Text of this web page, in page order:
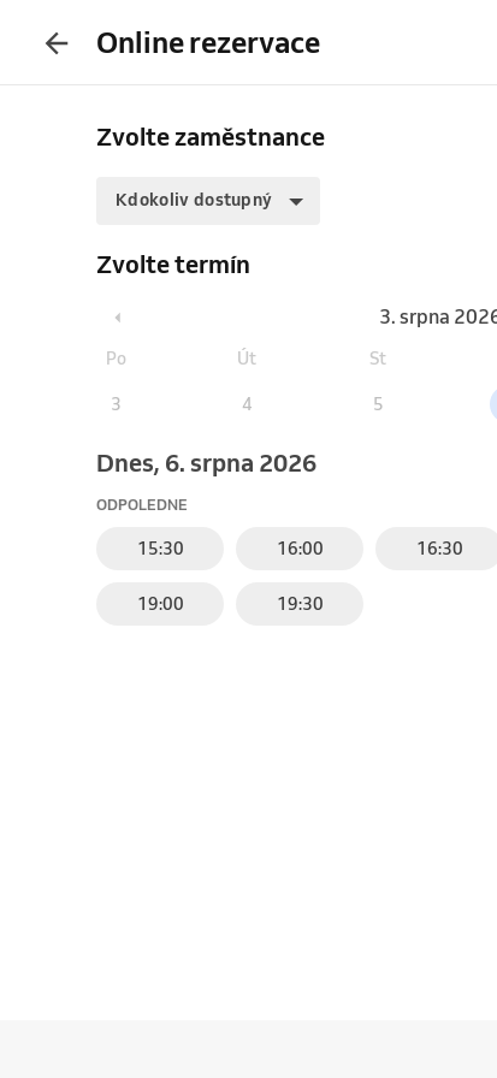
Online rezervace
Zvolte zaměstnance
Kdokoliv dostupný
Zvolte termín
3. srpna
Po Út St
3 4 5
Dnes, 6. srpna 2026
ODPOLEDNE
15:30 16:00 16:30
19:00 19:30